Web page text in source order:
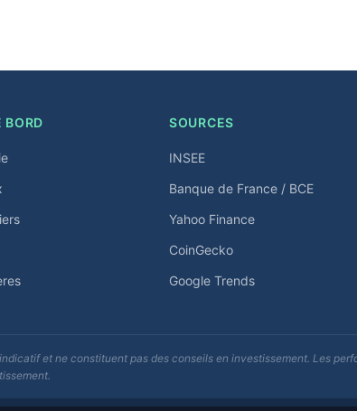
BORD SOURCES
INSEE
Banque de France / BCE
Yahoo Finance
CoinGecko
Google Trends
et ne constituent pas des conseils en investissement. Les